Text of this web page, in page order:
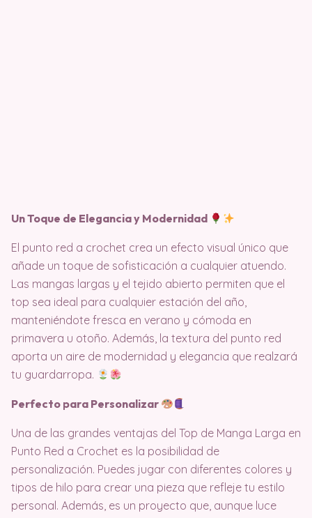
Un Toque de Elegancia y Modernidad
El punto red a crochet crea un efecto visual único que
añade un toque de sofisticación a cualquier atuendo.
Las mangas largas y el tejido abierto permiten que el
top sea ideal para cualquier estación del año,
manteniéndote fresca en verano y cómoda en
primavera u otoño. Además, la textura del punto red
aporta un aire de modernidad y elegancia que realzará
tu guardarropa.
Perfecto para Personalizar
Una de las grandes ventajas del Top de Manga Larga en
Punto Red a Crochet es la posibilidad de
personalización. Puedes jugar con diferentes colores y
tipos de hilo para crear una pieza que refleje tu estilo
personal. Además, es un proyecto que, aunque luce